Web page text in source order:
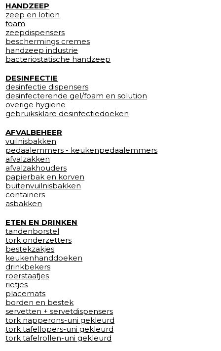
HANDZEEP
zeep en lotion
foam
zeepdispensers
beschermings cremes
handzeep industrie
bacteriostatische handzeep
DESINFECTIE
desinfectie dispensers
desinfecterende gel/foam en solution
overige hygiene
gebruiksklare desinfectiedoeken
AFVALBEHEER
vuilnisbakken
pedaalemmers - keukenpedaalemmers
afvalzakken
afvalzakhouders
papierbak en korven
buitenvuilnisbakken
containers
asbakken
ETEN EN DRINKEN
tandenborstel
tork onderzetters
bestekzakjes
keukenhanddoeken
drinkbekers
roerstaafjes
rietjes
placemats
borden en bestek
servetten + servetdispensers
tork napperons-uni gekleurd
tork tafellopers-uni gekleurd
tork tafelrollen-uni gekleurd